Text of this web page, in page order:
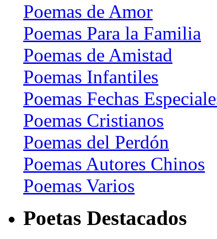
Poemas de Amor
Poemas Para la Familia
Poemas de Amistad
Poemas Infantiles
Poemas Fechas
Poemas Cristianos
Poemas del Perdón
Poemas Autores Chinos
Poemas Varios
Poetas Destacados